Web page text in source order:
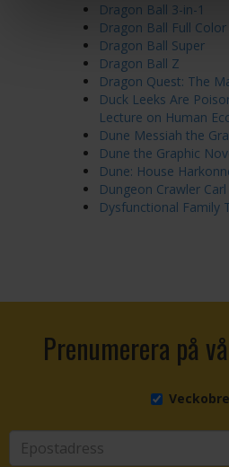
Dragon Ball 3-in-1
Dragon Ball Full Color
Dragon Ball Super
Dragon Ball Z
Dragon Quest: The
Duck Leeks Are
Lecture on Human
Dune Messiah the
Dune the Graphic
Dune: House
Dungeon Crawler
Dysfunctional Family
Prenumerera på